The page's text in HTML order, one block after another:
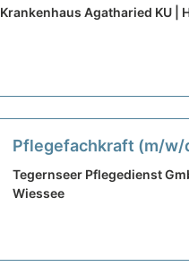
neu
Krankenhaus Agatharied KU |
Pflegefachkraft (m/w/
– Pflegen, begleiten,
Tegernseer Pflegedienst
Wiessee